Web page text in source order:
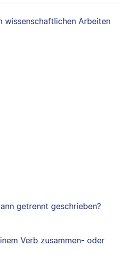
wissenschaftlichen Arbeiten
getrennt geschrieben?
Verb zusammen- oder